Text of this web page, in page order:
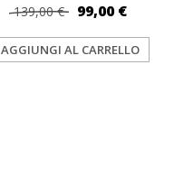
139,00 € 99,00 €
AGGIUNGI AL CARRELLO